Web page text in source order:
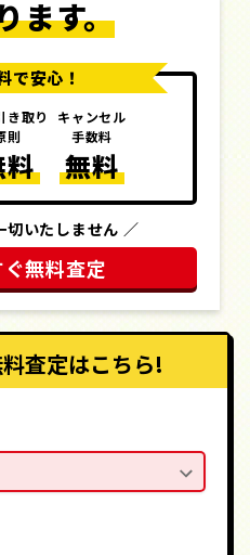
ます。
で安心！
き取り
則
料
キャンセル
手数料
無料
切いたしません ／
無料査定
査定はこちら!